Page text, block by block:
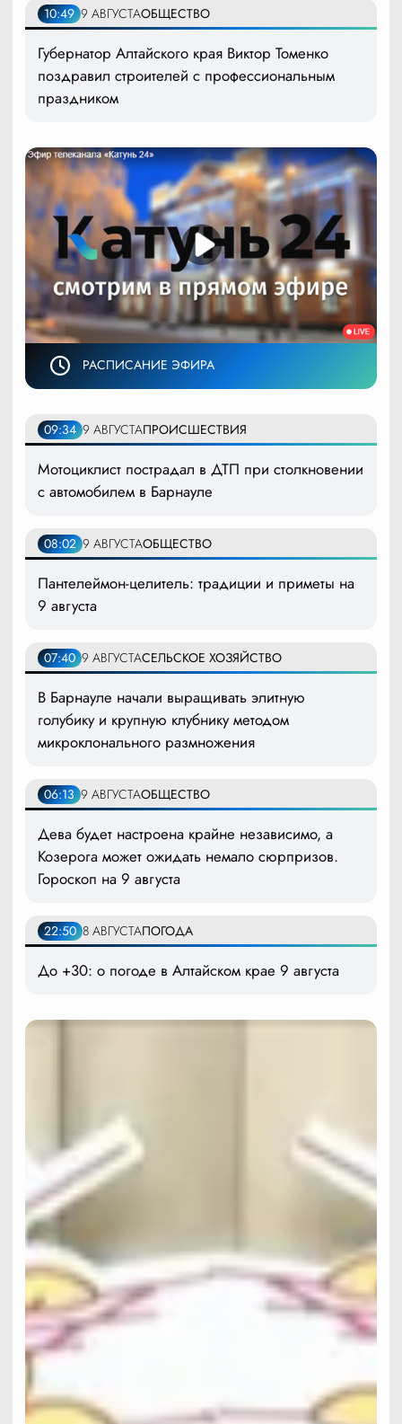
10:49 9 АВГУСТАОБЩЕСТВО
Губернатор Алтайского края Виктор Томенко
поздравил строителей с профессиональным
праздником
РАСПИСАНИЕ ЭФИРА
09:34 9 АВГУСТАПРОИСШЕСТВИЯ
Мотоциклист пострадал в ДТП при столкновении
с автомобилем в Барнауле
08:02 9 АВГУСТАОБЩЕСТВО
Пантелеймон-целитель: традиции и приметы на
9 августа
07:40 9 АВГУСТАСЕЛЬСКОЕ ХОЗЯЙСТВО
В Барнауле начали выращивать элитную
голубику и крупную клубнику методом
микроклонального размножения
06:13 9 АВГУСТАОБЩЕСТВО
Дева будет настроена крайне независимо, а
Козерога может ожидать немало сюрпризов.
Гороскоп на 9 августа
22:50 8 АВГУСТАПОГОДА
До +30: о погоде в Алтайском крае 9 августа